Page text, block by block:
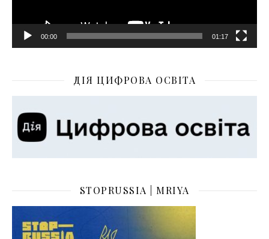
00:00 01:17
ДІЯ ЦИФРОВА ОСВІТА
STOPRUSSIA | MRIYA